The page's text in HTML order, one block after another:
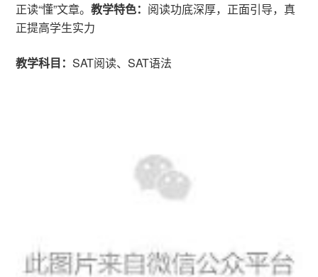
正读“懂”文章。教学特色： 阅读功底深厚，正面引导，真
正提高学生实力
教学科目：SAT阅读、SAT语法